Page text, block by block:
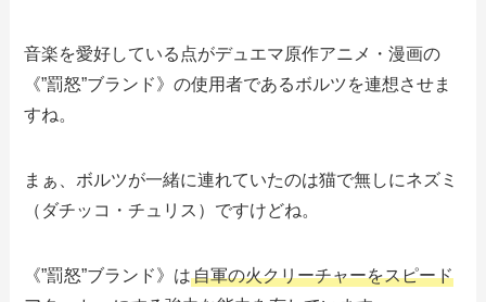
音楽を愛好している点がデュエマ原作アニメ・漫画の
《”罰怒”ブランド》の使用者であるボルツを連想させま
すね。
まぁ、ボルツが一緒に連れていたのは猫で無しにネズミ
（ダチッコ・チュリス）ですけどね。
《”罰怒”ブランド》は自軍の火クリーチャーをスピード